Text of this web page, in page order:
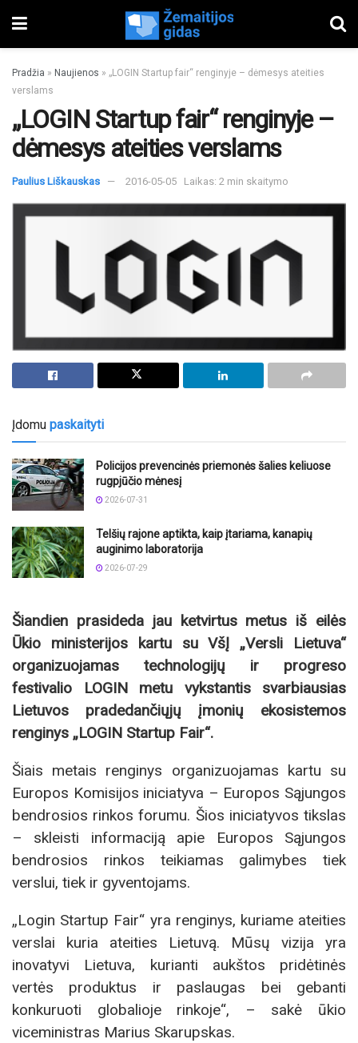
Pradžia » Naujienos » „LOGIN Startup fair“ renginyje – dėmesys ateities
verslams
„LOGIN Startup fair“ renginyje –
dėmesys ateities verslams
Paulius Liškauskas 2016-05-05 Laikas: 2 min skaitymo
Įdomu paskaityti
Policijos prevencinės priemonės šalies keliuose
rugpjūčio mėnesį
2026-07-31
Telšių rajone aptikta, kaip įtariama, kanapių
auginimo laboratorija
2026-07-29
Šiandien prasideda jau ketvirtus metus iš eilės
Ūkio ministerijos kartu su VšĮ „Versli Lietuva“
organizuojamas technologijų ir progreso
festivalio LOGIN metu vykstantis svarbiausias
Lietuvos pradedančiųjų įmonių ekosistemos
renginys „LOGIN Startup Fair“.
Šiais metais renginys organizuojamas kartu su
Europos Komisijos iniciatyva – Europos Sąjungos
bendrosios rinkos forumu. Šios iniciatyvos tikslas
– skleisti informaciją apie Europos Sąjungos
bendrosios rinkos teikiamas galimybes tiek
verslui, tiek ir gyventojams.
„Login Startup Fair“ yra renginys, kuriame ateities
verslai kuria ateities Lietuvą. Mūsų vizija yra
inovatyvi Lietuva, kurianti aukštos pridėtinės
vertės produktus ir paslaugas bei gebanti
konkuruoti globalioje rinkoje“, – sakė ūkio
viceministras Marius Skarupskas.